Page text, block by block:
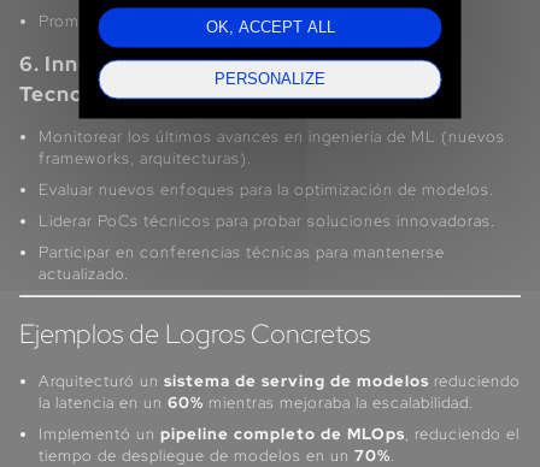
Promover una cultura de excelencia técnica.
6. Innovar y Anticipar los Avances
Tecnológicos
Monitorear los últimos avances en ingeniería de ML (nuevos
frameworks, arquitecturas).
Evaluar nuevos enfoques para la optimización de modelos.
Liderar PoCs técnicos para probar soluciones innovadoras.
Participar en conferencias técnicas para mantenerse
actualizado.
Ejemplos de Logros Concretos
Arquitecturó un sistema de serving de modelos reduciendo
la latencia en un 60% mientras mejoraba la escalabilidad.
Implementó un pipeline completo de MLOps, reduciendo el
tiempo de despliegue de modelos en un 70%.
OK, ACCEPT ALL
PERSONALIZE